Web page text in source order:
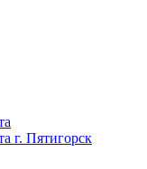
г. Пятигорск